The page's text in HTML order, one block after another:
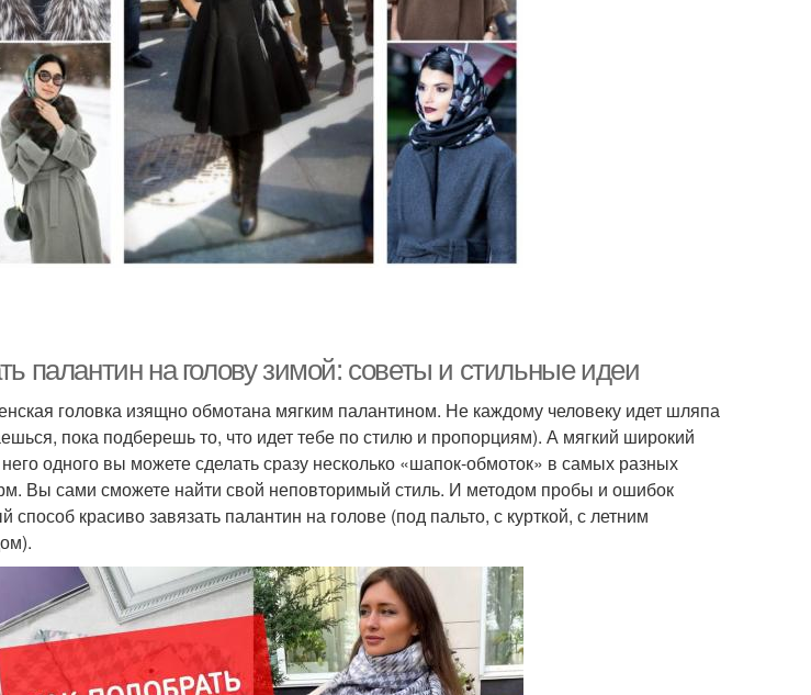
палантин на голову зимой: советы и стильные идеи
головка изящно обмотана мягким палантином. Не каждому человеку идет шляпа
пока подберешь то, что идет тебе по стилю и пропорциям). А мягкий широкий
одного вы можете сделать сразу несколько «шапок-обмоток» в самых разных
Вы сами сможете найти свой неповторимый стиль. И методом пробы и ошибок
красиво завязать палантин на голове (под пальто, с курткой, с летним